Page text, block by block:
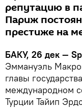
репутацию в
Париж
престиже на
БАКУ, 26 дек —
Эммануэль
главы
международном
Турции Тайип